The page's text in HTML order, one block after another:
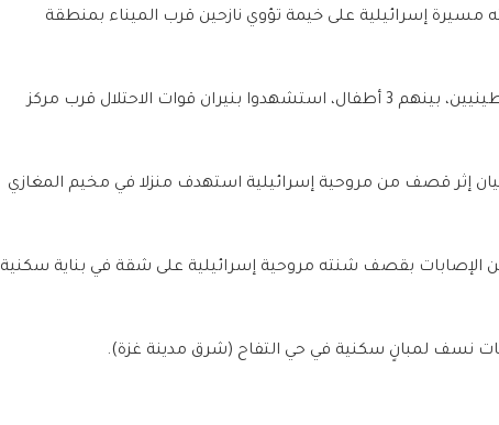
إسرائيلية على خيمة تؤوي نازحين قرب الميناء بمنطقة
وقال مجمع ناصر الطبي إن 9 فلسطينيين، بينهم 3 أطفال، استشهدوا بنيران قوات الاحتلال قرب مركز
قصف من مروحية إسرائيلية استهدف منزلا في مخيم المغازي
بقصف شنته مروحية إسرائيلية على شقة في بناية سكنية
نسف لمبانٍ سكنية في حي التفاح (شرق مدينة غزة).